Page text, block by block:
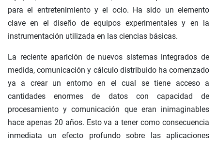
para el entretenimiento y el ocio. Ha sido un elemento
clave en el diseño de equipos experimentales y en la
instrumentación utilizada en las ciencias básicas.
La reciente aparición de nuevos sistemas integrados de
medida, comunicación y cálculo distribuido ha comenzado
ya a crear un entorno en el cual se tiene acceso a
cantidades enormes de datos con capacidad de
procesamiento y comunicación que eran inimaginables
hace apenas 20 años. Esto va a tener como consecuencia
inmediata un efecto profundo sobre las aplicaciones